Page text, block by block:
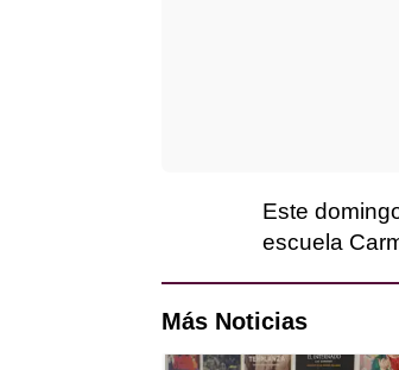
Este
escuela
Más Noticias